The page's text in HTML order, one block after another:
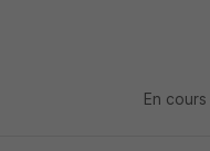
En cours